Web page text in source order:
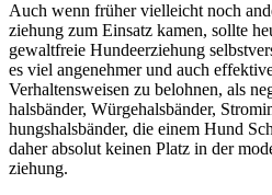
Auch wenn frü­her viel­leicht noch
zie­hung zum Ein­satz kamen, soll­te
gewalt­freie Hun­de­er­zie­hung
es viel ange­neh­mer und auch
Ver­hal­tens­wei­sen zu beloh­nen, als
hals­bän­der, Wür­ge­hals­bän­der,
hungs­hals­bän­der, die einem Hund
daher abso­lut kei­nen Platz in der
zie­hung.